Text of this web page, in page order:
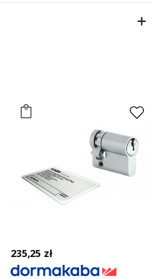
235,25 zł